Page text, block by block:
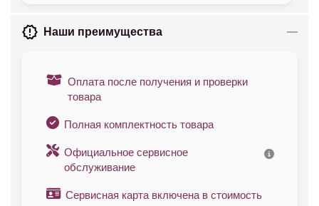
Наши преимущества
Оплата после получения и проверки
товара
Полная комплектность товара
Официальное сервисное
обслуживание
Сервисная карта включена в стоимость